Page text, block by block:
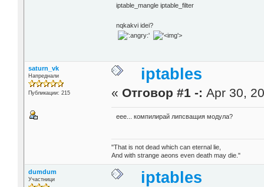
iptable_mangle iptable_filter
nqkakvi idei?
'>
saturn_vk
Напреднали
Публикации: 215
iptables
« Отговор #1 -: Apr 30,
еее... компилирай липсващия модула?
"That is not dead which can eternal lie,
And with strange aeons even death may die."
dumdum
Участници iptables